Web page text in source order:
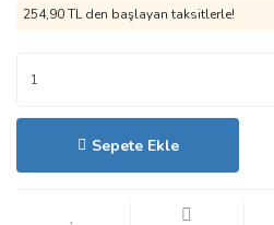
254,90 TL den başlayan taksitlerle!
Sepete Ekle